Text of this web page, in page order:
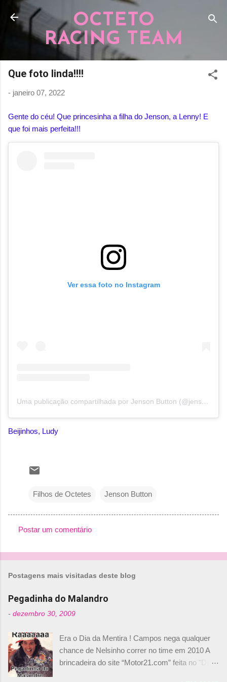
Pular para o conteúdo principal
OCTETO
RACING TEAM
Que foto linda!!!!
- janeiro 07, 2022
Gente do céu! Que princesinha a filha do Jenson, a Lenny! E
que foi mais perfeita!!!
Ver essa foto no Instagram
Uma publicação compartilhada por Jenson Button (@jensonbutton)
Beijinhos, Ludy
Filhos de Octetes Jenson Button
o
n
t
r
i
o
Postar um comentário
Postagens mais visitadas deste blog
Pegadinha do Malandro
- dezembro 30, 2009
Era o Dia da Mentira ! Campos nega qualquer
chance de Nelsinho correr no time em 2010 A
brincadeira do site “Motor21.com” feita no "Día